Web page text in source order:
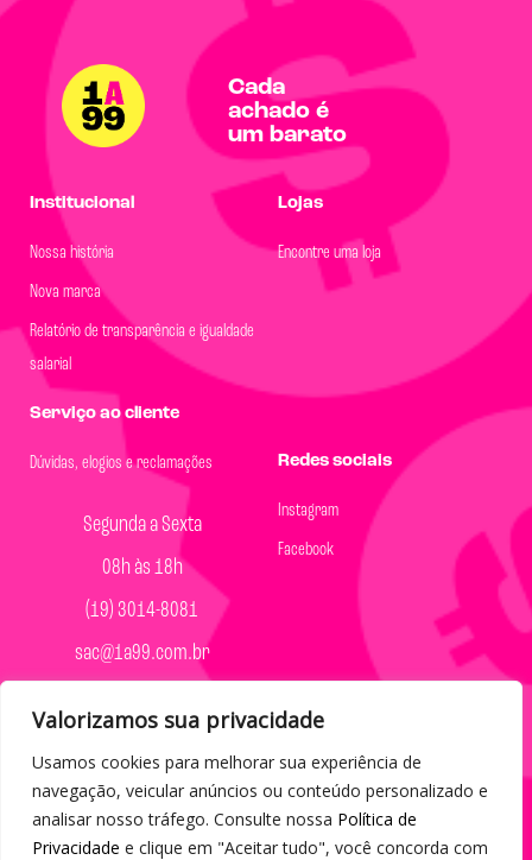
Valorizamos sua privacidade
Usamos cookies para melhorar sua experiência de
navegação, veicular anúncios ou conteúdo personalizado e
analisar nosso tráfego. Consulte nossa Política de
Privacidade e clique em "Aceitar tudo", você concorda com
Cada
achado é
um barato
Institucional
Nossa história
Nova marca
Relatório de transparência e igualdade
salarial
Lojas
Encontre uma loja
Serviço ao cliente
Dúvidas, elogios e reclamações
Segunda a Sexta
08h às 18h
(19) 3014-8081
sac@1a99.com.br
Redes sociais
Instagram
Facebook
Formas de pagamento
Dinheiro e Pix